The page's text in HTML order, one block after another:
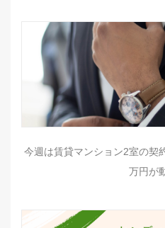
今週は賃貸マンション2室の契
万円が